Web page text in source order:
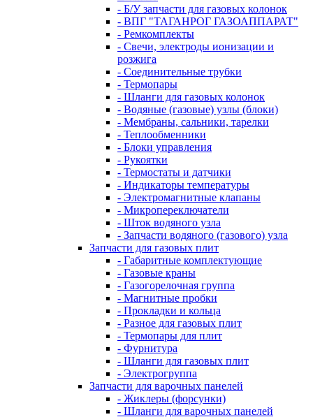
- Б/У запчасти для газовых колонок
- ВПГ "ТАГАНРОГ ГАЗОАППАРАТ"
- Ремкомплекты
- Свечи, электроды ионизации и
розжига
- Соединительные трубки
- Термопары
- Шланги для газовых колонок
- Водяные (газовые) узлы (блоки)
- Мембраны, сальники, тарелки
- Теплообменники
- Блоки управления
- Рукоятки
- Термостаты и датчики
- Индикаторы температуры
- Электромагнитные клапаны
- Микропереключатели
- Шток водяного узла
- Запчасти водяного (газового) узла
Запчасти для газовых плит
- Габаритные комплектующие
- Газовые краны
- Газогорелочная группа
- Магнитные пробки
- Прокладки и кольца
- Разное для газовых плит
- Термопары для плит
- Фурнитура
- Шланги для газовых плит
- Электрогруппа
Запчасти для варочных панелей
- Жиклеры (форсунки)
- Шланги для варочных панелей